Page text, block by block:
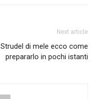
Next article
Strudel di mele ecco come
prepararlo in pochi istanti